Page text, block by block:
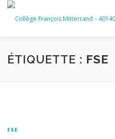
Aller
contenu
ACCUEIL RUBRIQUES
INSTANCES ET PARTENAIRES
ÉTIQUETTE : FSE
FSE